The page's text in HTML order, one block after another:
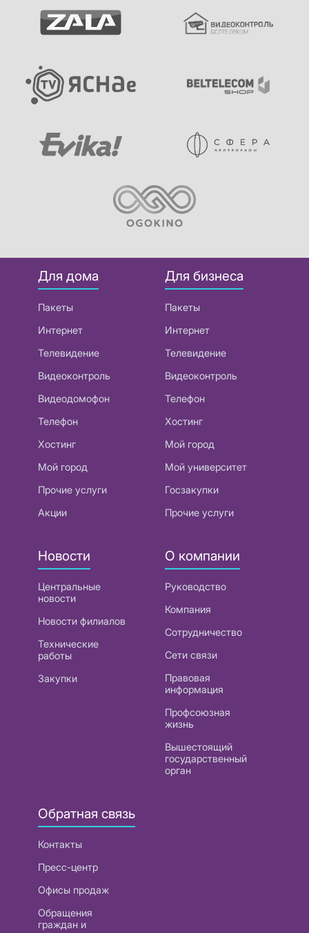
Для дома
Пакеты
Интернет
Телевидение
Видеоконтроль
Видеодомофон
Телефон
Хостинг
Мой город
Прочие услуги
Акции
Для бизнеса
Пакеты
Интернет
Телевидение
Видеоконтроль
Телефон
Хостинг
Мой город
Мой университет
Госзакупки
Прочие услуги
Новости
Центральные
новости
Новости филиалов
Технические
работы
Закупки
О компании
Руководство
Компания
Сотрудничество
Сети связи
Правовая
информация
Профсоюзная
жизнь
Вышестоящий
государственный
орган
Обратная связь
Контакты
Пресс-центр
Офисы продаж
Обращения
граждан и